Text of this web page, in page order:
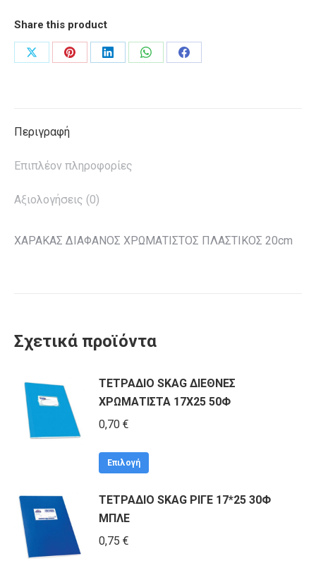
Share this product
Share
Share
Share
Share
Share
Περιγραφή
Επιπλέον πληροφορίες
Αξιολογήσεις (0)
ΧΑΡΑΚΑΣ ΔΙΑΦΑΝΟΣ ΧΡΩΜΑΤΙΣΤΟΣ ΠΛΑΣΤΙΚΟΣ 20cm
Σχετικά προϊόντα
ΤΕΤΡΑΔΙΟ SKAG ΔΙΕΘΝΕΣ
ΧΡΩΜΑΤΙΣΤΑ 17Χ25 50Φ
0,70 €
Επιλογή
προϊόν
ΤΕΤΡΑΔΙΟ SKAG ΡΙΓΕ 17*25 30Φ
ΜΠΛΕ
0,75 €